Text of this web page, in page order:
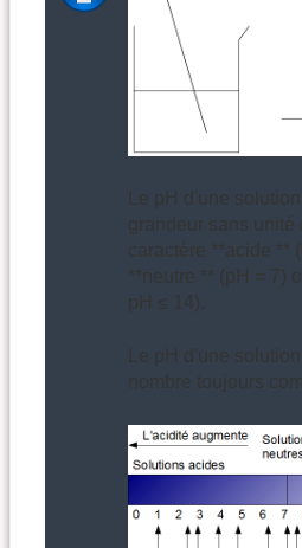
Le pH d'une
grandeur sans unité
caractère **acide **
**neutre ** (pH = 7)
Le pH d'une
nombre toujours